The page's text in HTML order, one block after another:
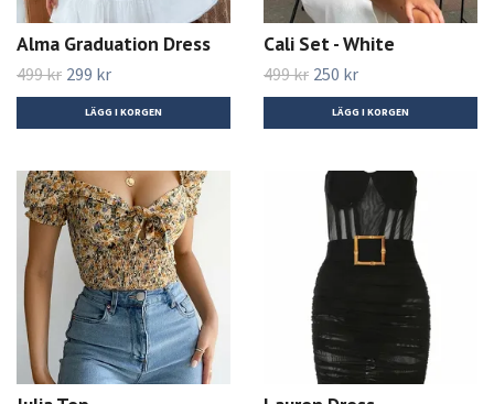
Alma Graduation Dress
499 kr 299 kr
LÄGG I KORGEN
Cali Set - White
499 kr 250 kr
LÄGG I KORGEN